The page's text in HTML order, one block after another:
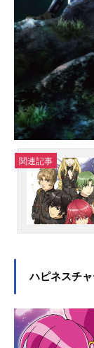
関連記事
ハピネスチ